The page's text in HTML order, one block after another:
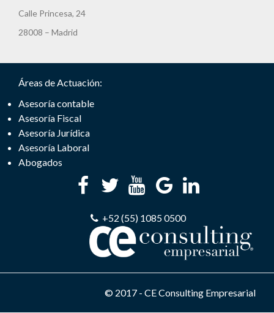
Calle Princesa, 24
28008 – Madrid
Áreas de Actuación:
Asesoría contable
Asesoría Fiscal
Asesoría Jurídica
Asesoría Laboral
Abogados
+52 (55) 1085 0500
© 2017 - CE Consulting Empresarial